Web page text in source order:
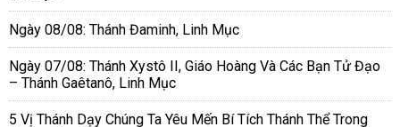
Ngày 08/08: Thánh Đaminh, Linh Mục
Ngày 07/08: Thánh Xystô II, Giáo Hoàng Và Các Bạn Tử Đạo
– Thánh Gaêtanô, Linh Mục
5 Vị Thánh Dạy Chúng Ta Yêu Mến Bí Tích Thánh Thể Trong